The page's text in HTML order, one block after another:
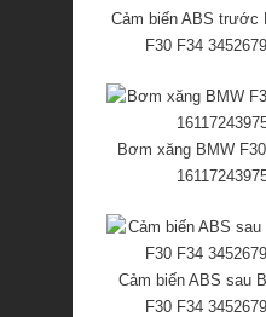
Cảm biến ABS trước
F30 F34
Bơm xăng BMW
Cảm biến ABS sau
F30 F34